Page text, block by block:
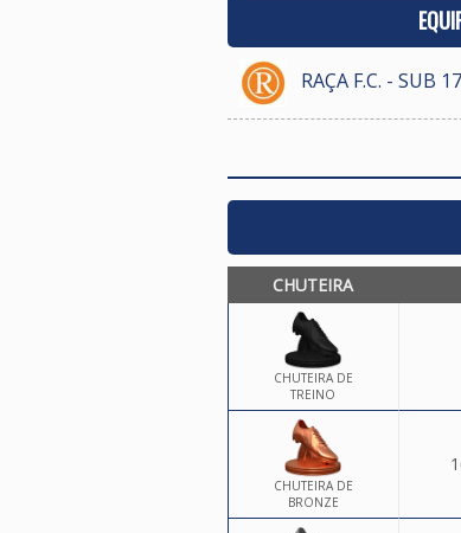
RAÇA F.C. - SUB 17
CHUTEIRA
CHUTEIRA DE
TREINO
CHUTEIRA DE
BRONZE